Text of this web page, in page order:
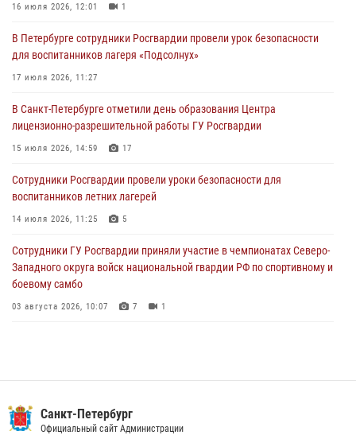
06 августа 2026, 11:36
Сотрудники и военнослужащие Росгвардии обеспечили
правопорядок при проведении матча "Зенит" - "Балтика"
06 августа 2026, 07:30
В Выборгском районе наряд Росгвардии обнаружил
разыскиваемый преступный автотранспорт
05 августа 2026, 12:25 2
Петербургские росгвардейцы обнаружили объявленный в розыск
автомобиль, ранее использовавшийся при совершении кражи в
Ленобласти
16 июля 2026, 12:01 1
В Петербурге сотрудники Росгвардии провели урок безопасности
для воспитанников лагеря «Подсолнух»
17 июля 2026, 11:27
В Санкт-Петербурге отметили день образования Центра
лицензионно-разрешительной работы ГУ Росгвардии
15 июля 2026, 14:59 17
Сотрудники Росгвардии провели уроки безопасности для
воспитанников летних лагерей
14 июля 2026, 11:25 5
Сотрудники ГУ Росгвардии приняли участие в чемпионатах Северо-
Западного округа войск национальной гвардии РФ по спортивному и
боевому самбо
03 августа 2026, 10:07 7 1
В Красногвардейском районе росгвардейцы задержали хулигана,
угрожавшего мужчине пневматическим пистолетом
Санкт-Петербург
Официальный сайт Администрации